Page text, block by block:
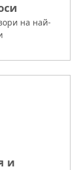
на най-
и